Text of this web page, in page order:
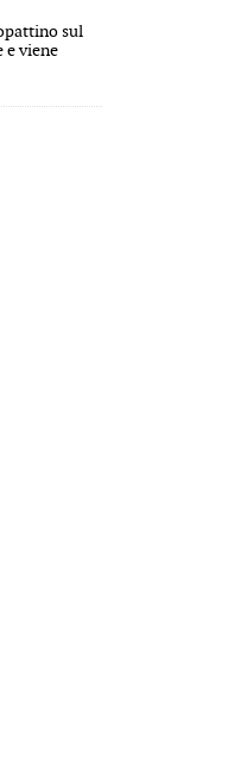
sul
e viene